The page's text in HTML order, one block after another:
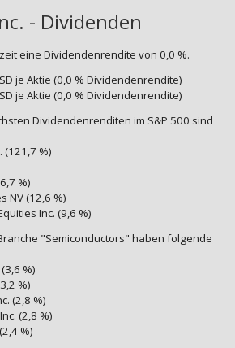
- Dividenden
eine Dividendenrendite von 0,0 %.
je Aktie (0,0 % Dividendenrendite)
je Aktie (0,0 % Dividendenrendite)
Dividendenrenditen im S&P 500 sind
(121,7 %)
%)
NV (12,6 %)
Inc. (9,6 %)
"Semiconductors" haben folgende
%)
%)
(2,8 %)
(2,8 %)
%)